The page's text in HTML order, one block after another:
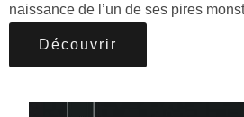
naissance de l’un de ses pires
Découvrir